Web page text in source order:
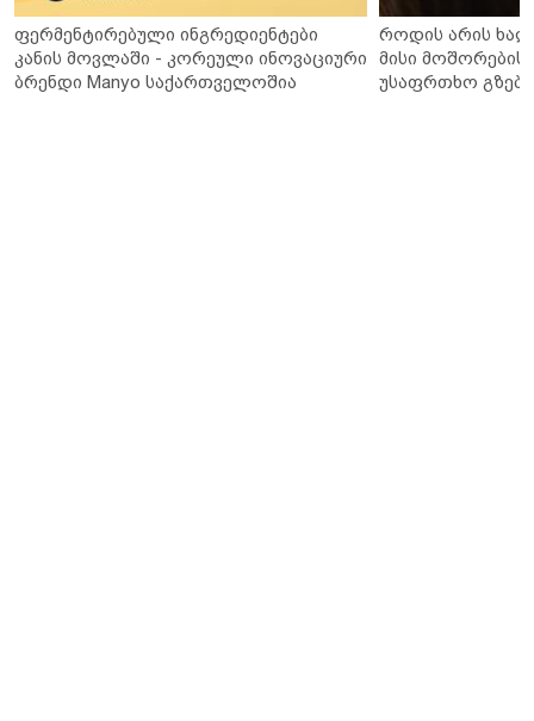
ფერმენტირებული ინგრედიენტები
კანის მოვლაში - კორეული ინოვაციური
ბრენდი Manyo საქართველოშია
როდის არის
მისი მოშორების
უსაფრთხო გზები